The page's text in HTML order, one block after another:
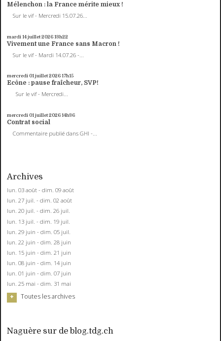
Mélenchon : la France mérite mieux !
Sur le vif - Mercredi 15.07.26...
mardi 14juillet 202613h22
Vivement une France sans Macron !
Sur le vif - Mardi 14.07.26 -...
mercredi 01 juillet 202617h15
Ecône : pause fraîcheur, SVP!
Sur le vif - Mercredi...
mercredi 01 juillet 202614h36
Contrat social
Commentaire publié dans GHI -...
Archives
lun. 03 août - dim. 09 août
lun. 27 juil. - dim. 02 août
lun. 20 juil. - dim. 26 juil.
lun. 13 juil. - dim. 19 juil.
lun. 29 juin - dim. 05 juil.
lun. 22 juin - dim. 28 juin
lun. 15 juin - dim. 21 juin
lun. 08 juin - dim. 14 juin
lun. 01 juin - dim. 07 juin
lun. 25 mai - dim. 31 mai
Toutes les archives
Naguère sur de blog.tdg.ch